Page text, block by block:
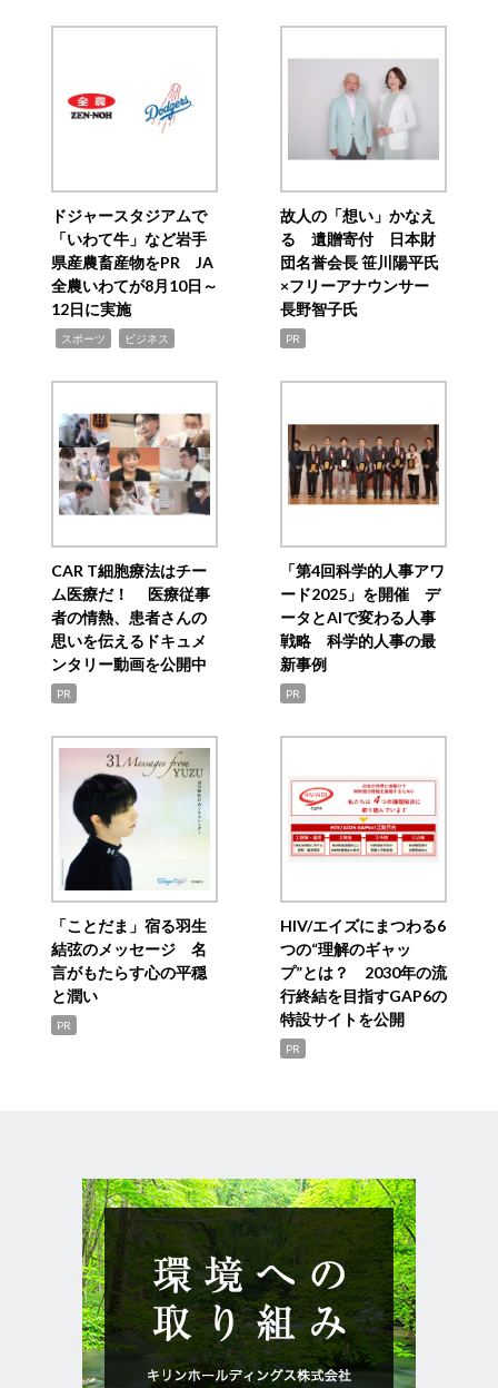
ドジャースタジアムで
「いわて牛」など岩手
県産農畜産物をPR JA
全農いわてが8月10日～
12日に実施
スポーツ ビジネス
故人の「想い」かなえ
る 遺贈寄付 日本財
団名誉会長 笹川陽平氏
×フリーアナウンサー
長野智子氏
PR
CAR T細胞療法はチー
ム医療だ！ 医療従事
者の情熱、患者さんの
思いを伝えるドキュメ
ンタリー動画を公開中
PR
「第4回科学的人事アワ
ード2025」を開催 デ
ータとAIで変わる人事
戦略 科学的人事の最
新事例
PR
「ことだま」宿る羽生
結弦のメッセージ 名
言がもたらす心の平穏
と潤い
PR
HIV/エイズにまつわる6
つの“理解のギャッ
プ”とは？ 2030年の流
行終結を目指すGAP6の
特設サイトを公開
PR